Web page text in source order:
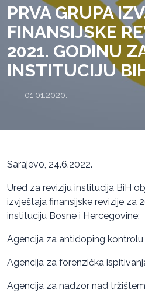
PRVA GRUPA
FINANSIJSKE
2021. GODINU
INSTITUCIJU
01.01.2020.
Sarajevo, 24.6.2022.
Ured za reviziju institucija BiH
izvještaja finansijske revizije za
instituciju Bosne i Hercegovine:
Agencija za antidoping kontrolu
Agencija za forenzička
Agencija za nadzor nad